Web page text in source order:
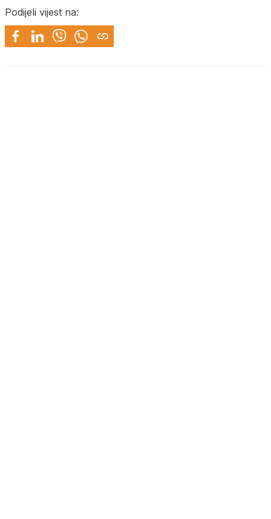
Podijeli vijest na: